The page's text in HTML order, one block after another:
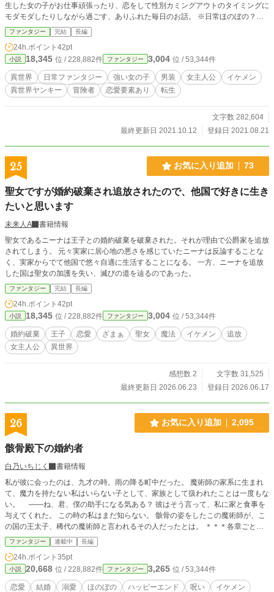
生した女の子がお仕事頑張ったり、恋をして性別カミングアウトのタイミングに
モダモダしたりしながら過ごす、ありふれた毎日のお話。 ※日常ほのぼの？系
のお話を目指しています。 ※同性愛表現があります。
ファンタジー 完結 長編
24h.ポイント 42pt
小説 18,345 位 / 228,882件 ファンタジー 3,004 位 / 53,344件
異世界 日常ファンタジー 強い女の子 男装 女主人公
イケメン
異世界ヤンキー
冒険者 恋愛要素あり 転生
文字数 282,604
最終更新日 2021.10.12
登録日 2021.08.21
25 お気に入り追加 73
聖女ですが婚約破棄され追放されたので、他国で好きに生き
たいと思います
未来人A
書籍情報
聖女であるニーナは王子との婚約破棄を破棄された。それが理由で公爵家を追放
されてしまう。 元々実家に居心地の悪さを感じていたニーナは反論することな
く、実家からでて他国で悠々自適に生活することになる。 一方、ニーナを追放
した国は聖女の加護を失い、滅びの道を辿るのであった。
ファンタジー 完結 長編
24h.ポイント 42pt
小説 18,345 位 / 228,882件 ファンタジー 3,004 位 / 53,344件
婚約破棄 王子 恋愛 ざまぁ 聖女 魔法 イケメン
追放
女主人公
異世界
感想数 2
文字数 31,525
最終更新日 2026.06.23
登録日 2026.06.17
26 お気に入り追加 2,095
骸骨殿下の婚約者
白乃いちじく
書籍情報
私が彼に会ったのは、九才の時。雨の降る町中だった。 魔術師の家系に生まれ
て、魔力を持たない私はいらない子として、家族として扱われたことは一度もな
い。 ――ね、君、僕の助手になる気ある？ 彼はそう言って、私に家と食事を
与えてくれた。 この時の私はまだ知らない。 骸骨の姿をしたこの魔術師が、こ
の国の王太子、稀代の魔術師と言われるその人だったとは。 ＊＊＊各章ごとに
話は完結しています。お気軽にどうぞ♪＊＊＊
ファンタジー 連載中 長編
24h.ポイント 35pt
小説 20,668 位 / 228,882件 ファンタジー 3,265 位 / 53,344件
恋愛 結婚 溺愛 ほのぼの ハッピーエンド 呪い
イケメン